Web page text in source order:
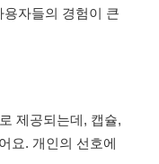
자들의 경험이 큰
제공되는데, 캡슐,
요. 개인의 선호에